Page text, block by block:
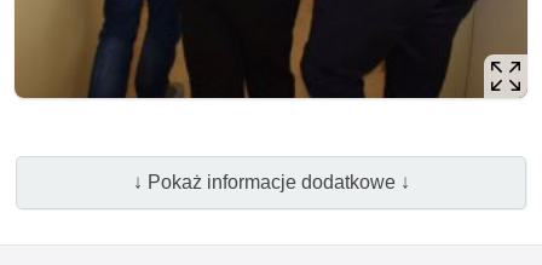
↓ Pokaż informacje dodatkowe ↓